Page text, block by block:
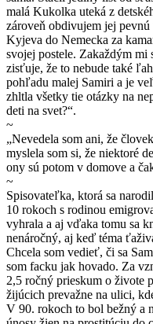
malá Kukolka uteká z
zároveň obdivujem jej
Kyjeva do Nemecka za
svojej postele. Zakaždým
zisťuje, že to nebude také
pohľadu malej Samiri a je
zhltla všetky tie otázky na
deti na svet?“.
~
„Nevedela som ani, že
myslela som si, že niektoré
ony sú potom v domove a
~
Spisovateľka, ktorá sa
10 rokoch s rodinou
vyhrala a aj vďaka tomu sa
nenáročný, aj keď téma
Chcela som vedieť, či sa
som facku jak hovado. Za
2,5 ročný prieskum o živote
žijúcich prevažne na ulici,
V 90. rokoch to bol bežný a